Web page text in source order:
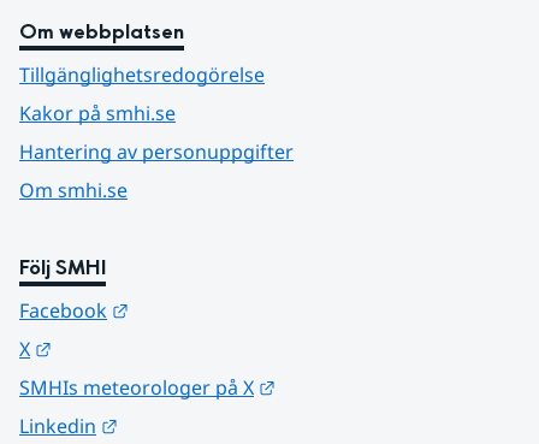
Om webbplatsen
Tillgänglighetsredogörelse
Kakor på smhi.se
Hantering av personuppgifter
Om smhi.se
Följ SMHI
Facebook
X
SMHIs meteorologer på X
Linkedin